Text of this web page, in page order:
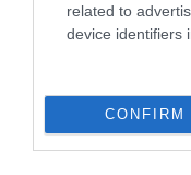
related to
device identifiers
CONFIRM
«Πράσινη»